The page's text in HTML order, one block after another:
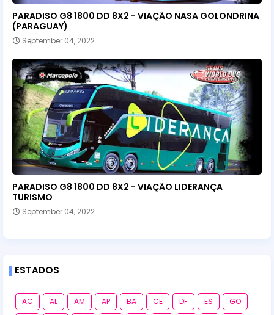
PARADISO G8 1800 DD 8X2 - VIAÇÃO NASA GOLONDRINA
(PARAGUAY)
September 04, 2022
PARADISO G8 1800 DD 8X2 - VIAÇÃO LIDERANÇA
TURISMO
September 04, 2022
ESTADOS
AC AL AM AP BA CE DF ES
GO